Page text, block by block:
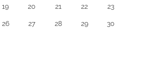
19 20 21 22 23
26 27 28 29 30